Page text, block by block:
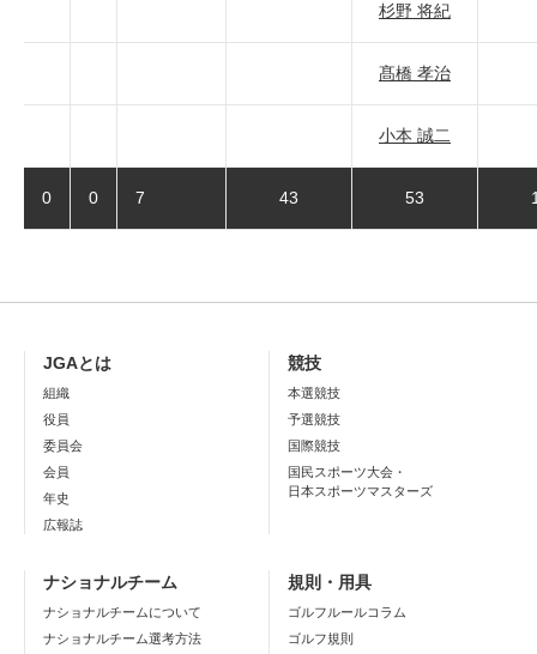
杉野 将紀
髙橋 孝治
小本 誠二
0 0 7 43 53
JGAとは
組織
役員
委員会
会員
年史
広報誌
競技
本選競技
予選競技
国際競技
国民スポーツ大会・
日本スポーツマスターズ
ナショナルチーム
ナショナルチームについて
ナショナルチーム選考方法
規則・用具
ゴルフルールコラム
ゴルフ規則